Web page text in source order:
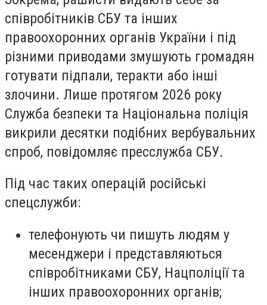
співробітників СБУ та інших
правоохоронних органів України і під
різними приводами змушують громадян
готувати підпали, теракти або інші
злочини. Лише протягом 2026 року
Служба безпеки та Національна поліція
викрили десятки подібних вербувальних
спроб, повідомляє пресслужба СБУ.
Під час таких операцій російські
спецслужби:
телефонують чи пишуть людям у
месенджери і представляються
співробітниками СБУ, Нацполіції та
інших правоохоронних органів;